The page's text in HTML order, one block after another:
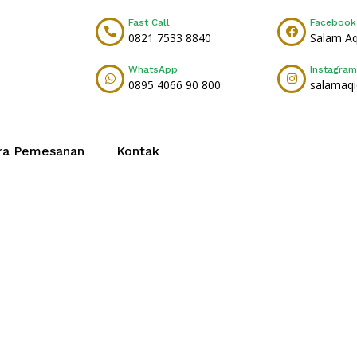
Fast Call
0821 7533 8840
WhatsApp
0895 4066 90 800
Facebook
Salam
Instagram
Pemesanan Kontak